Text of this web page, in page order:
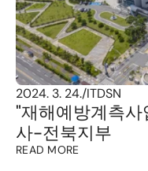
2024. 3. 24./ITDSN
"재해예방계측
사-전북지부
READ MORE